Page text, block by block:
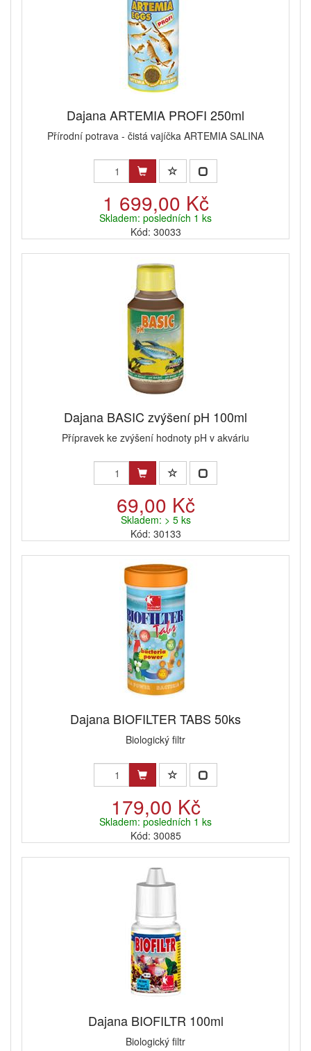
Dajana ARTEMIA PROFI 250ml
Přírodní potrava - čistá vajíčka ARTEMIA SALINA
1 699,00 Kč
Skladem: posledních 1 ks
Kód: 30033
Dajana BASIC zvýšení pH 100ml
Přípravek ke zvýšení hodnoty pH v akváriu
69,00 Kč
Skladem: > 5 ks
Kód: 30133
Dajana BIOFILTER TABS 50ks
Biologický filtr
179,00 Kč
Skladem: posledních 1 ks
Kód: 30085
Dajana BIOFILTR 100ml
Biologický filtr